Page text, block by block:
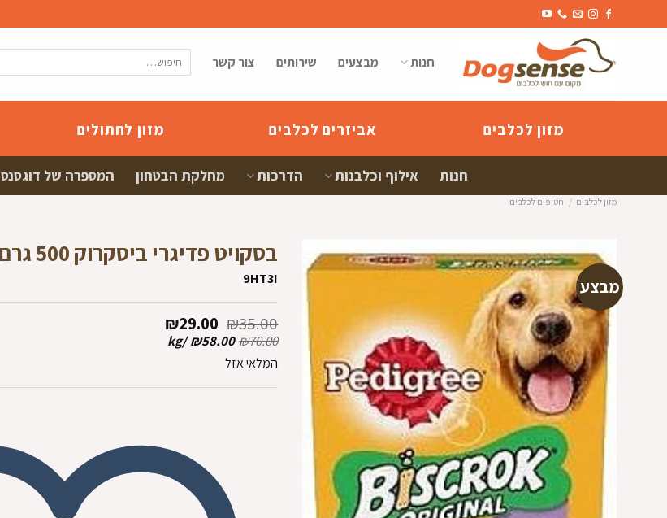
to
חנות מבצעים שירותים צור קשר
מזון לכלבים אביזרים לכלבים מזון לחתולים
חנות אילוף וכלבנות הדרכות מחלקת הבטחון המספרה של דוגסנס
מזון לכלבים / חטיפים לכלבים
מבצע
הוספה
למועדפים
בסקויט פדיגרי ביסקרוק 500 גרם
9HT3I
₪35.00 המחיר
המקורי
₪29.00 המחיר
₪70.00
₪58.00
/
kg
המלאי אזל